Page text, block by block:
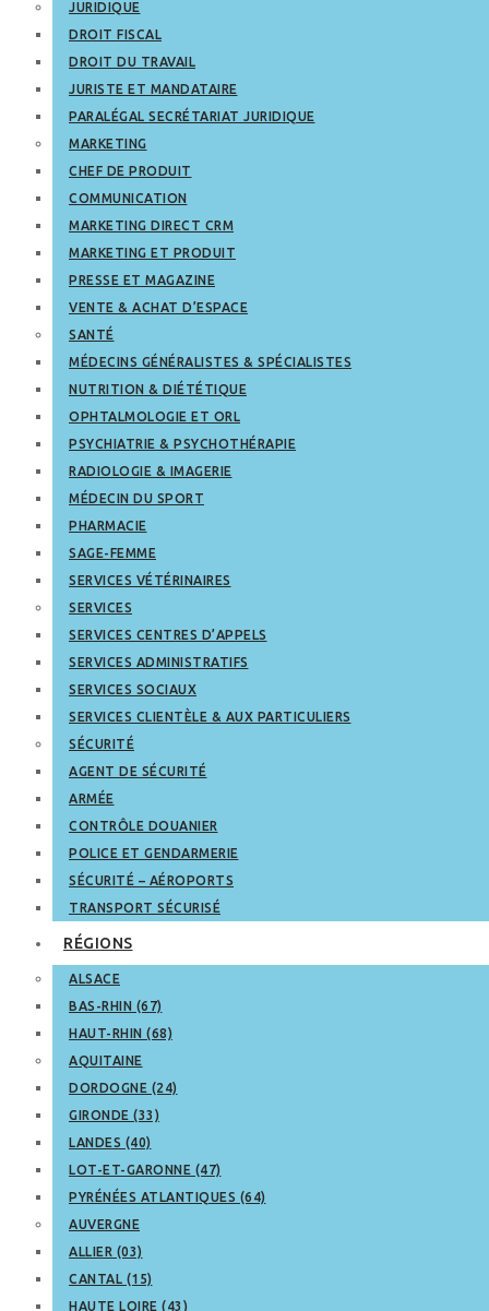
JURIDIQUE
DROIT FISCAL
DROIT DU TRAVAIL
JURISTE ET MANDATAIRE
PARALÉGAL SECRÉTARIAT JURIDIQUE
MARKETING
CHEF DE PRODUIT
COMMUNICATION
MARKETING DIRECT CRM
MARKETING ET PRODUIT
PRESSE ET MAGAZINE
VENTE & ACHAT D’ESPACE
SANTÉ
MÉDECINS GÉNÉRALISTES & SPÉCIALISTES
NUTRITION & DIÉTÉTIQUE
OPHTALMOLOGIE ET ORL
PSYCHIATRIE & PSYCHOTHÉRAPIE
RADIOLOGIE & IMAGERIE
MÉDECIN DU SPORT
PHARMACIE
SAGE-FEMME
SERVICES VÉTÉRINAIRES
SERVICES
SERVICES CENTRES D’APPELS
SERVICES ADMINISTRATIFS
SERVICES SOCIAUX
SERVICES CLIENTÈLE & AUX PARTICULIERS
SÉCURITÉ
AGENT DE SÉCURITÉ
ARMÉE
CONTRÔLE DOUANIER
POLICE ET GENDARMERIE
SÉCURITÉ – AÉROPORTS
TRANSPORT SÉCURISÉ
RÉGIONS
ALSACE
BAS-RHIN (67)
HAUT-RHIN (68)
AQUITAINE
DORDOGNE (24)
GIRONDE (33)
LANDES (40)
LOT-ET-GARONNE (47)
PYRÉNÉES ATLANTIQUES (64)
AUVERGNE
ALLIER (03)
CANTAL (15)
HAUTE LOIRE (43)